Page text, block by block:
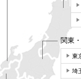
関東
東
埼